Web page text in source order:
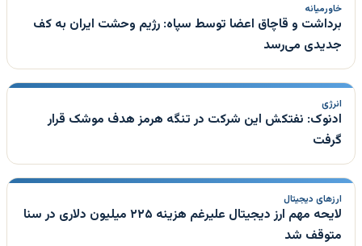
خاورمیانه
برداشت و قاچاق اعضا توسط سپاه: رژیم وحشت ایران به کف
جدیدی می‌رسد
انرژی
ادنوک: نفتکش این شرکت در تنگه هرمز هدف موشک قرار
گرفت
ارزهای دیجیتال
لایحه مهم ارز دیجیتال علیرغم هزینه ۲۲۵ میلیون دلاری در سنا
متوقف شد